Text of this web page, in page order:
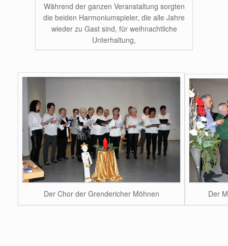
Während der ganzen Veranstaltung sorgten
die beiden Harmoniumspieler, die alle Jahre
wieder zu Gast sind, für weihnachtliche
Unterhaltung,
Der Chor der Grendericher Möhnen Der